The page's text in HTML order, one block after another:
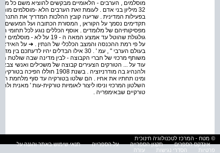
בפעילות המדינית . שריעה קובץ ההלכות המדריך את
תקדימים נסמך על הקוראן , המסורת הכתובה ועל המעשים
מפסיקותיהם של מלומדים . אוסף הכללים נוגע לכל תחומי
גולגולת שהוטל עד אמצע
על פי רמת ההכנסה והמצב הכלכלי של הנתין . ➜ על
בעולם הערבי " , עמ ' . 30 אילו הבדלים
משותף מרכזי של חברי הקבוצה - לבין מדינה שבה שולטת
עוד על ... הטורקים הצעירים קבוצה של משכילים ואנשי
ומינו תחתיו את אחיו . הם שלטו בטורקיה עד סוף מלחמת
השלטון המרכזי וניסו ליצור לאומיות טורקית-עות '
טורקיים שבאימפריה .
© מטח - המרכז לטכנולוגיה חינוכית
אינדקס הספרים
תקנון הספרייה על הספרייה
תנאי שימוש באתר והגנה על
פרטיות
הסדרי נגישות עזרה